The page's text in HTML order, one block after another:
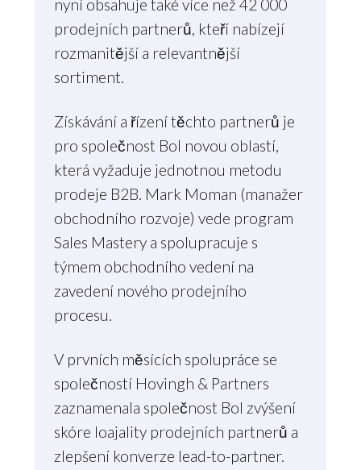
nyní obsahuje také více než 42 000
prodejních partnerů, kteří nabízejí
rozmanitější a relevantnější
sortiment.
Získávání a řízení těchto partnerů je
pro společnost Bol novou oblastí,
která vyžaduje jednotnou metodu
prodeje B2B. Mark Moman (manažer
obchodního rozvoje) vede program
Sales Mastery a spolupracuje s
týmem obchodního vedení na
zavedení nového prodejního
procesu.
V prvních měsících spolupráce se
společností Hovingh & Partners
zaznamenala společnost Bol zvýšení
skóre loajality prodejních partnerů a
zlepšení konverze lead-to-partner.